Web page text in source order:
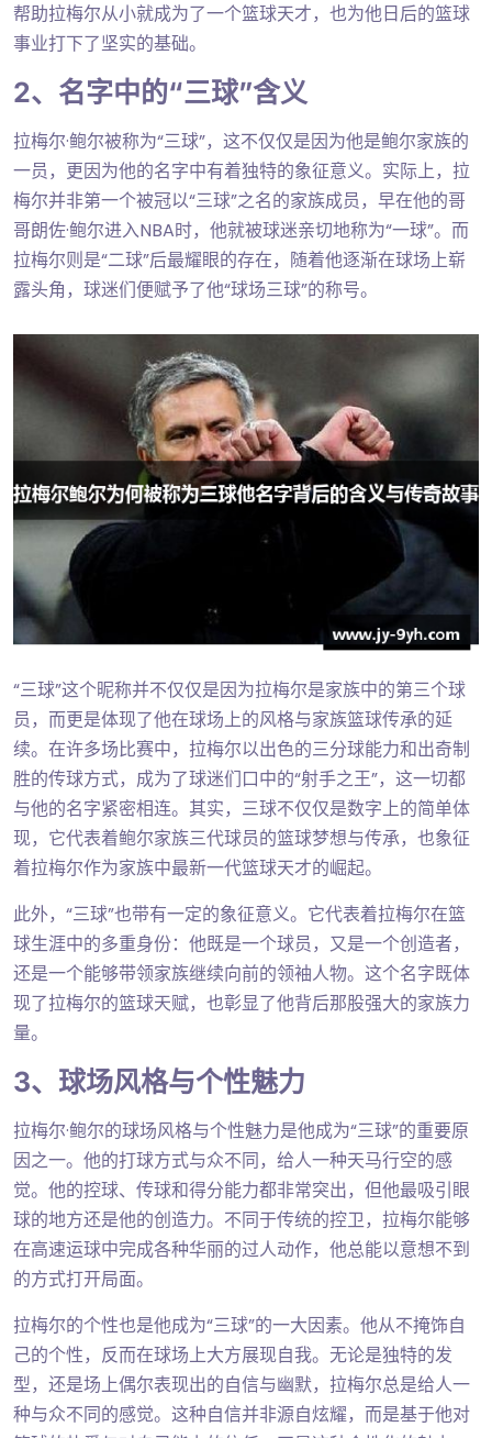
帮助拉梅尔从小就成为了一个篮球天才，也为他日后的篮球
事业打下了坚实的基础。
2、名字中的“三球”含义
拉梅尔·鲍尔被称为“三球”，这不仅仅是因为他是鲍尔家族的
一员，更因为他的名字中有着独特的象征意义。实际上，拉
梅尔并非第一个被冠以“三球”之名的家族成员，早在他的哥
哥朗佐·鲍尔进入NBA时，他就被球迷亲切地称为“一球”。而
拉梅尔则是“二球”后最耀眼的存在，随着他逐渐在球场上崭
露头角，球迷们便赋予了他“球场三球”的称号。
“三球”这个昵称并不仅仅是因为拉梅尔是家族中的第三个球
员，而更是体现了他在球场上的风格与家族篮球传承的延
续。在许多场比赛中，拉梅尔以出色的三分球能力和出奇制
胜的传球方式，成为了球迷们口中的“射手之王”，这一切都
与他的名字紧密相连。其实，三球不仅仅是数字上的简单体
现，它代表着鲍尔家族三代球员的篮球梦想与传承，也象征
着拉梅尔作为家族中最新一代篮球天才的崛起。
此外，“三球”也带有一定的象征意义。它代表着拉梅尔在篮
球生涯中的多重身份：他既是一个球员，又是一个创造者，
还是一个能够带领家族继续向前的领袖人物。这个名字既体
现了拉梅尔的篮球天赋，也彰显了他背后那股强大的家族力
量。
3、球场风格与个性魅力
拉梅尔·鲍尔的球场风格与个性魅力是他成为“三球”的重要原
因之一。他的打球方式与众不同，给人一种天马行空的感
觉。他的控球、传球和得分能力都非常突出，但他最吸引眼
球的地方还是他的创造力。不同于传统的控卫，拉梅尔能够
在高速运球中完成各种华丽的过人动作，他总能以意想不到
的方式打开局面。
拉梅尔的个性也是他成为“三球”的一大因素。他从不掩饰自
己的个性，反而在球场上大方展现自我。无论是独特的发
型，还是场上偶尔表现出的自信与幽默，拉梅尔总是给人一
种与众不同的感觉。这种自信并非源自炫耀，而是基于他对